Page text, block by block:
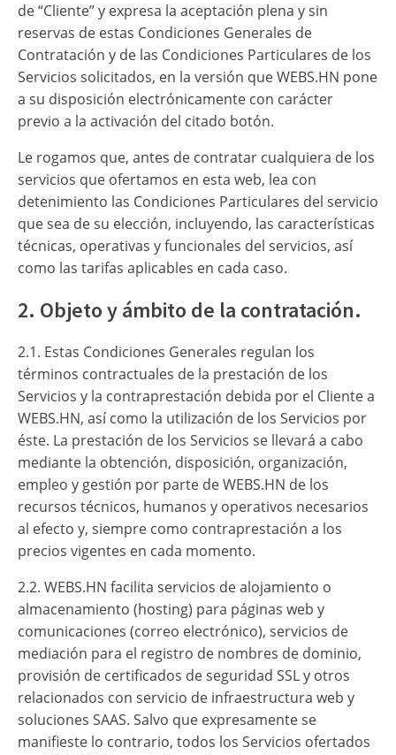
de “Cliente” y expresa la aceptación plena y sin
reservas de estas Condiciones Generales de
Contratación y de las Condiciones Particulares de los
Servicios solicitados, en la versión que WEBS.HN pone
a su disposición electrónicamente con carácter
previo a la activación del citado botón.
Le rogamos que, antes de contratar cualquiera de los
servicios que ofertamos en esta web, lea con
detenimiento las Condiciones Particulares del servicio
que sea de su elección, incluyendo, las características
técnicas, operativas y funcionales del servicios, así
como las tarifas aplicables en cada caso.
2. Objeto y ámbito de la contratación.
2.1. Estas Condiciones Generales regulan los
términos contractuales de la prestación de los
Servicios y la contraprestación debida por el Cliente a
WEBS.HN, así como la utilización de los Servicios por
éste. La prestación de los Servicios se llevará a cabo
mediante la obtención, disposición, organización,
empleo y gestión por parte de WEBS.HN de los
recursos técnicos, humanos y operativos necesarios
al efecto y, siempre como contraprestación a los
precios vigentes en cada momento.
2.2. WEBS.HN facilita servicios de alojamiento o
almacenamiento (hosting) para páginas web y
comunicaciones (correo electrónico), servicios de
mediación para el registro de nombres de dominio,
provisión de certificados de seguridad SSL y otros
relacionados con servicio de infraestructura web y
soluciones SAAS. Salvo que expresamente se
manifieste lo contrario, todos los Servicios ofertados